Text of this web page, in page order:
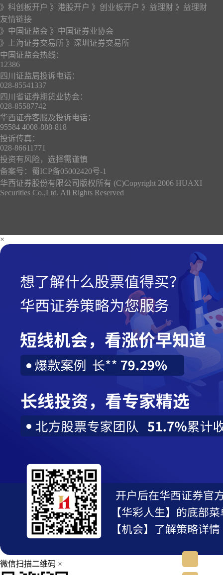
》科创板开户 》港股开户 》创业板开户 》益理财 》益理财
友情链接
》中国证监会 》中国证券业协会
》上海证券交易所 》深圳证券交易所
中国证监会热线：
12386
四川证监局投诉电话：
028-85541337
四川省证券期货业协会：
028-85587742
华西证券客服及投诉电话：
95584 4008-888-818
投诉传真：
028-86611771
投资有风险，选择需谨慎
备案号： 蜀ICP备05002420号-1
华西证券股份有限公司版权所有 (C)Copyright 2006 HUAXI
Securities Co.,Ltd. All Rights Reserved
×
微信扫描二维码 ×